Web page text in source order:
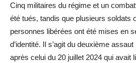
Cinq militaires du régime et un
été tués, tandis que plusieurs soldats
personnes libérées ont été mises en
d’identité. Il s’agit du deuxième
après celui du 20 juillet 2024 qui avait